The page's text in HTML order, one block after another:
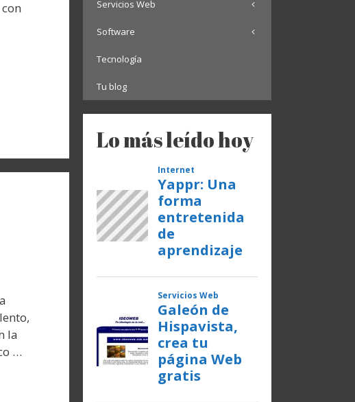
la
…
Servicios Web
Software
Tecnología
Tu blog
Lo más leído hoy